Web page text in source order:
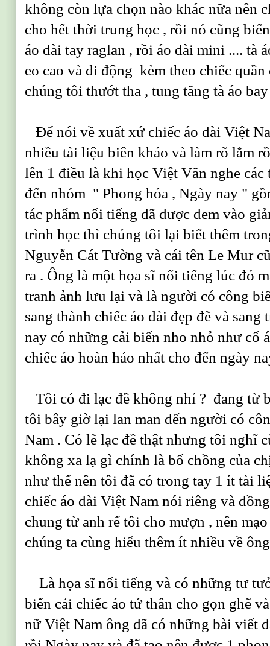
không còn lựa chọn nào khác nữa nên
cho hết thời trung học , rồi nó cũng
áo dài tay raglan , rồi áo dài mini .... tà
eo cao và di động kèm theo chiếc
chúng tôi thướt tha , tung tăng tà áo
Để nói về xuất xứ chiếc áo dài Việt
nhiều tài liệu biên khảo và làm rõ lắm
lên 1 điều là khi học Việt Văn nghe các
đến nhóm " Phong hóa , Ngày nay "
tác phẩm nổi tiếng đã được đem vào
trình học thì chúng tôi lại biết thêm
Nguyễn Cát Tường và cái tên Le Mur
ra . Ông là một họa sĩ nổi tiếng lúc đó
tranh ảnh lưu lại và là người có công
sang thành chiếc áo dài đẹp đẽ và
nay có những cải biến nho nhỏ như cổ
chiếc áo hoàn hảo nhất cho đến ngày
Tôi có đi lạc đề không nhỉ ? đang từ
tôi bây giờ lại lan man đến người có
Nam . Có lẽ lạc đề thật nhưng tôi nghĩ
không xa lạ gì chính là bố chồng của
như thế nên tôi đã có trong tay 1 ít tài
chiếc áo dài Việt Nam nói riêng và
chung từ anh rể tôi cho mượn , nên
chúng ta cùng hiểu thêm ít nhiều về
Là họa sĩ nổi tiếng và có những tư
biến cải chiếc áo tứ thân cho gọn ghẽ
nữ Việt Nam ông đã có những bài viết